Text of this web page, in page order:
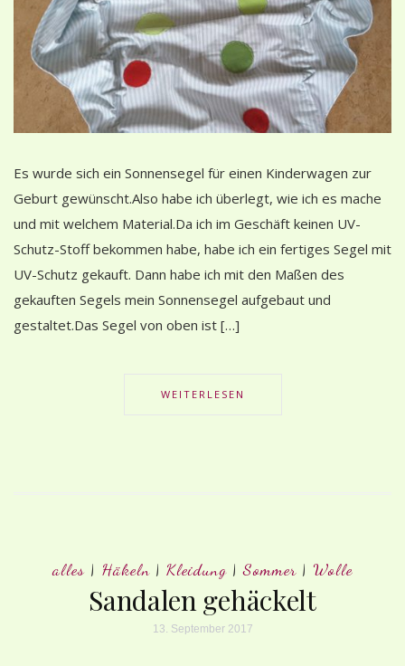
Es wurde sich ein Sonnensegel für einen Kinderwagen zur
Geburt gewünscht.Also habe ich überlegt, wie ich es mache
und mit welchem Material.Da ich im Geschäft keinen UV-
Schutz-Stoff bekommen habe, habe ich ein fertiges Segel mit
UV-Schutz gekauft. Dann habe ich mit den Maßen des
gekauften Segels mein Sonnensegel aufgebaut und
gestaltet.Das Segel von oben ist […]
WEITERLESEN
alles | Häkeln | Kleidung |Sommer | Wolle
Sandalen gehäckelt
13. September 2017